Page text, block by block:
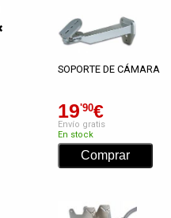
SOPORTE DE CÁMARA
19'90€
Envío gratis
En stock